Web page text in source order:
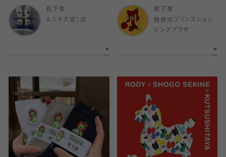
靴下屋
ルミネ大宮1店
靴下屋
軽井沢プリンスショッ
ピングプラザ